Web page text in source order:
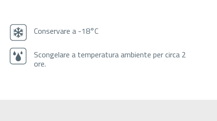
Conservare a -18°C
Scongelare a temperatura ambiente per circa 2
ore.